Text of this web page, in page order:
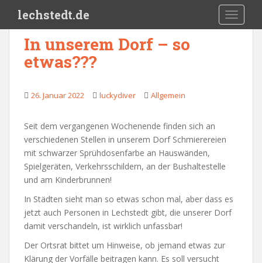
lechstedt.de
In unserem Dorf – so
etwas???
26. Januar 2022 luckydiver Allgemein
Seit dem vergangenen Wochenende finden sich an
verschiedenen Stellen in unserem Dorf Schmierereien
mit schwarzer Sprühdosenfarbe an Hauswänden,
Spielgeräten, Verkehrsschildern, an der Bushaltestelle
und am Kinderbrunnen!
In Städten sieht man so etwas schon mal, aber dass es
jetzt auch Personen in Lechstedt gibt, die unserer Dorf
damit verschandeln, ist wirklich unfassbar!
Der Ortsrat bittet um Hinweise, ob jemand etwas zur
Klärung der Vorfälle beitragen kann. Es soll versucht